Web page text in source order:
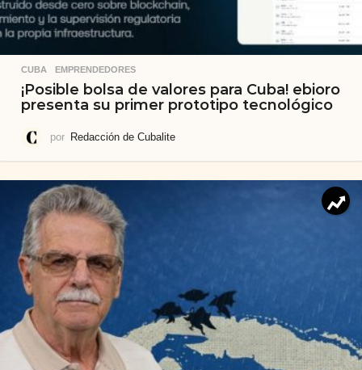
CUBA ,EMPRENDEDORES
¡Posible bolsa de valores para Cuba! ebioro
presenta su primer prototipo tecnológico
por Redacción de Cubalite